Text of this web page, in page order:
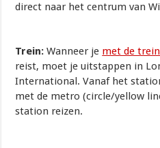
direct naar het centrum van
Trein: Wanneer je met de
reist, moet je uitstappen in
International. Vanaf het
met de metro (circle/yellow
station reizen.